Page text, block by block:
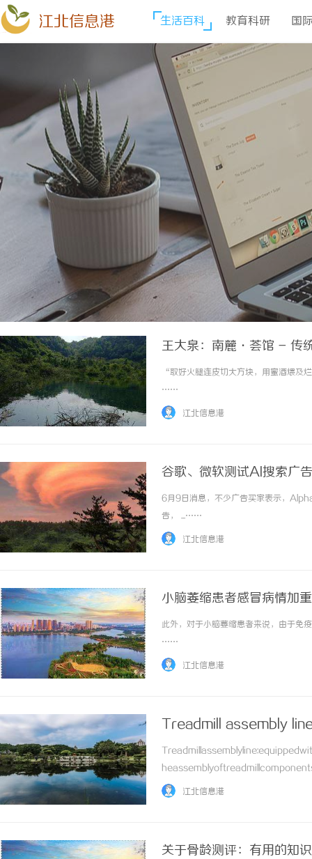
江北信息港 生活百科 教育科研 国
王大泉：南麓·荟馆 - 传
“取好火腿连皮切大方块，用蜜酒煨及
……
江北信息港
谷歌、微软测试AI搜索广
6月9日消息，不少广告买家表示，
告， ...……
江北信息港
小脑萎缩患者感冒病情加
此外，对于小脑萎缩患者来说，由于免
……
江北信息港
Treadmill assembly
江北信息港
关于骨龄测评：有用的知识
武汉配眼镜 上海配眼镜 3d激光内雕